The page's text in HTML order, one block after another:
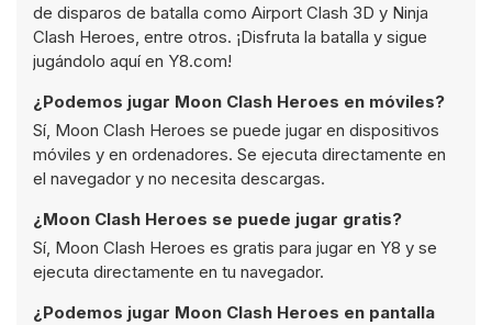
de disparos de batalla como Airport Clash 3D y Ninja
Clash Heroes, entre otros. ¡Disfruta la batalla y sigue
jugándolo aquí en Y8.com!
¿Podemos jugar Moon Clash Heroes en móviles?
Sí, Moon Clash Heroes se puede jugar en dispositivos
móviles y en ordenadores. Se ejecuta directamente en
el navegador y no necesita descargas.
¿Moon Clash Heroes se puede jugar gratis?
Sí, Moon Clash Heroes es gratis para jugar en Y8 y se
ejecuta directamente en tu navegador.
¿Podemos jugar Moon Clash Heroes en pantalla